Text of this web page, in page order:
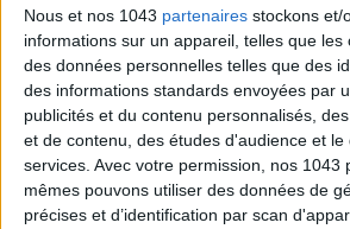
Nous et nos 1043 partenaires stockons et/
informations sur un appareil, telles que les
des données personnelles telles que des
des informations standards envoyées par
publicités et du contenu personnalisés,
et de contenu, des études d'audience et
services. Avec votre permission, nos 1043
mêmes pouvons utiliser des données de
précises et d’identification par scan
BLOOM : LE PREMIER STUDIO DE MÉDITATION